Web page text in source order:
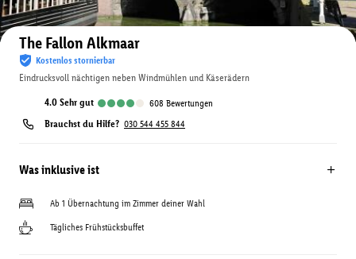
Auf der Karte anzeigen
The Fallon Alkmaar
Kostenlos stornierbar
Eindrucksvoll nächtigen neben Windmühlen und Käserädern
4.0 sehr gut 608 Bewertungen
Brauchst du Hilfe? 030 544 455 844
Was inklusive ist
Ab 1 Übernachtung im Zimmer deiner Wahl
Tägliches Frühstücksbuffet